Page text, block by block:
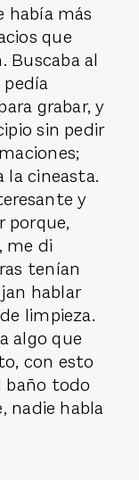
había más
que
Buscaba al
grabar, y
sin pedir
la cineasta.
y
porque,
me di
tenían
hablar
limpieza.
algo que
con esto
baño todo
nadie habla